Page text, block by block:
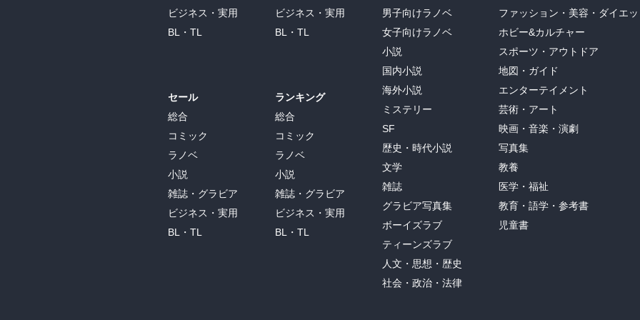
ビジネス・実用
BL・TL
セール
総合
コミック
ラノベ
小説
雑誌・グラビア
ビジネス・実用
BL・TL
ビジネス・実用
BL・TL
ランキング
総合
コミック
ラノベ
小説
雑誌・グラビア
ビジネス・実用
BL・TL
男子向けラノベ
女子向けラノベ
小説
国内小説
海外小説
ミステリー
SF
歴史・時代小説
文学
雑誌
グラビア写真集
ボーイズラブ
ティーンズラブ
人文・思想・歴史
社会・政治・法律
ファッション・美容・ダイエ
ホビー&カルチャー
スポーツ・アウトドア
地図・ガイド
エンターテイメント
芸術・アート
映画・音楽・演劇
写真集
教養
医学・福祉
教育・語学・参考書
児童書